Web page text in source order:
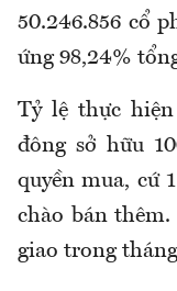
50.246.856 cổ
ứng 98,24%
Tỷ lệ thực
đông sở hữu
quyền mua, cứ
chào bán
giao trong